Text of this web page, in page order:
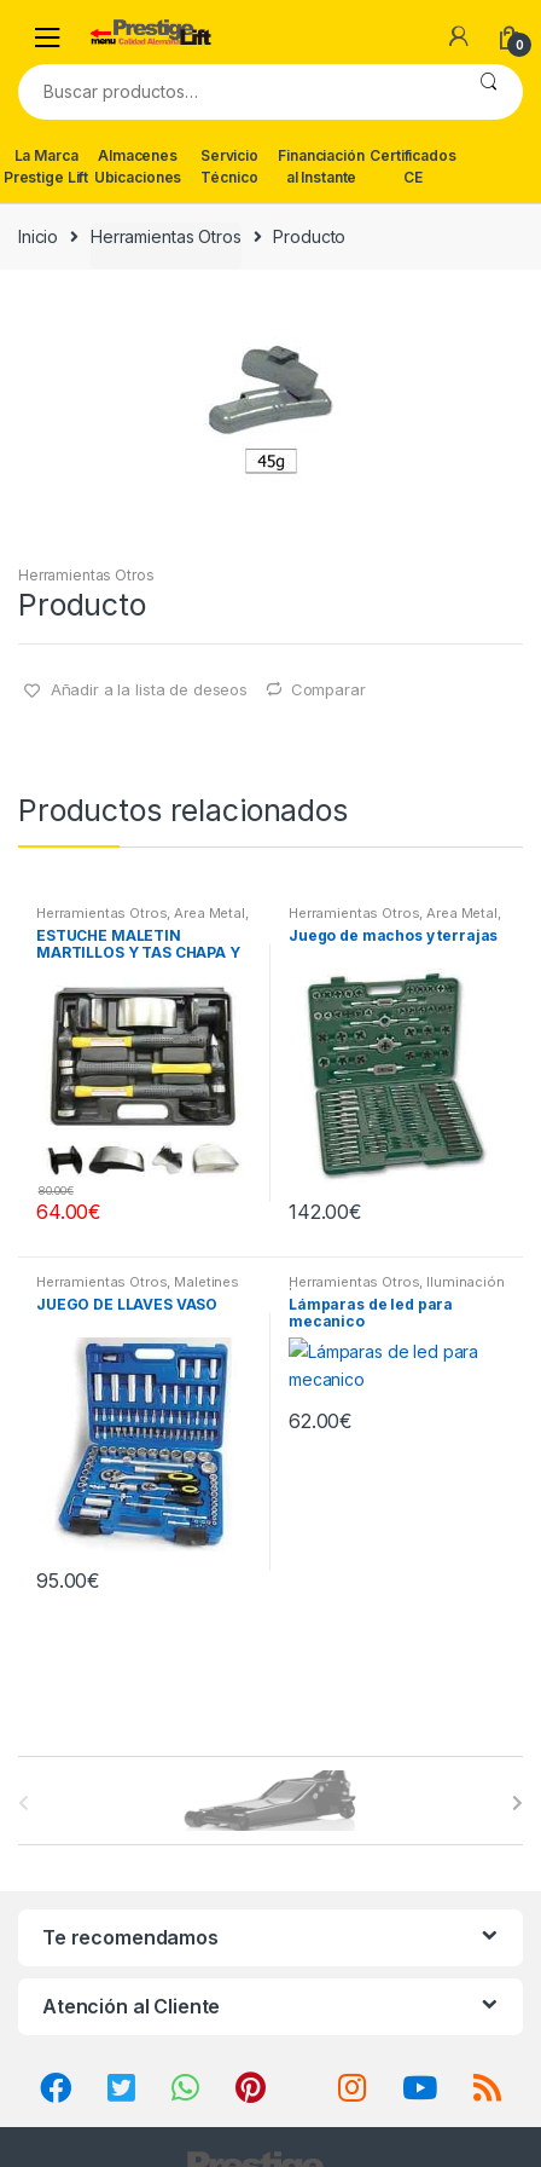
navigation
content
0
Buscar
por:
La Marca
Prestige Lift
Almacenes
Ubicaciones
Servicio
Técnico
Financiación
al Instante
Certificados
CE
Inicio Herramientas Otros Producto
Herramientas Otros
Producto
Añadir a la lista de deseos Comparar
Productos relacionados
Herramientas Otros,Area Metal,
Roscas, Herramientas
Pintura,Maletines Herramientas,
Extractores, Compresímetros,
ESTUCHE MALETIN
MARTILLOS Y TAS CHAPA Y
64.00€
80.00€
Herramientas Otros,Area Metal,
Roscas, Herramientas ,
Maletines Herramientas,
Juego de machos y terrajas
142.00€
Herramientas Otros, Maletines
Herramientas, Extractores,
Compresímetros, otros
JUEGO DE LLAVES VASO
95.00€
Herramientas Otros, Iluminación
| Linternas Led
Lámparas de led para
mecanico
62.00€
a
Te recomendamos
Atención al Cliente